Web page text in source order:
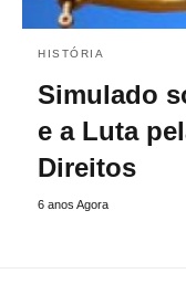
HISTÓRIA
Simulado
e a Luta
Direitos
6 anos Agora